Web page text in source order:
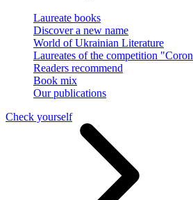
Laureate books
Discover a new name
World of Ukrainian Literature
Laureates of the competition
Readers recommend
Book mix
Our publications
Check yourself